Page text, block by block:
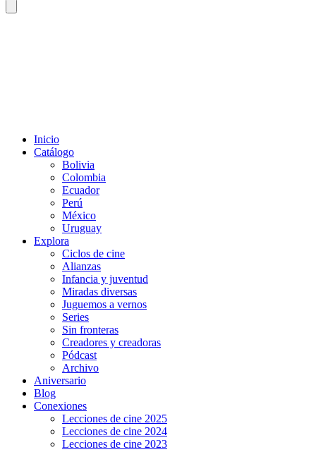
Inicio
Catálogo
Bolivia
Colombia
Ecuador
Perú
México
Uruguay
Explora
Ciclos de cine
Alianzas
Infancia y juventud
Miradas diversas
Juguemos a vernos
Series
Sin fronteras
Creadores y creadoras
Pódcast
Archivo
Aniversario
Blog
Conexiones
Lecciones de cine 2025
Lecciones de cine 2024
Lecciones de cine 2023